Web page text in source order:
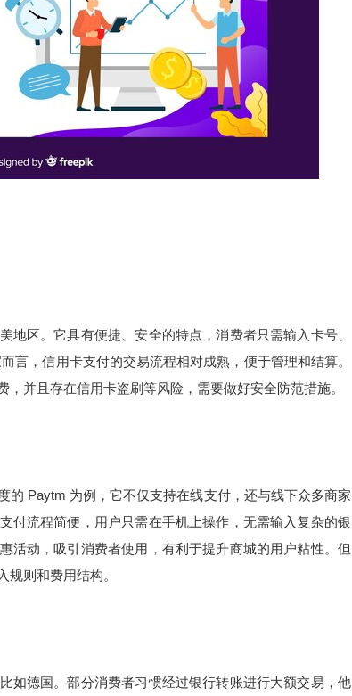
地区。它具有便捷、安全的特点，消费者只需输入卡号、
言，信用卡支付的交易流程相对成熟，便于管理和结算。
并且存在信用卡盗刷等风险，需要做好安全防范措施。
的 Paytm 为例，它不仅支持在线支付，还与线下众多商家
付流程简便，用户只需在手机上操作，无需输入复杂的银
活动，吸引消费者使用，有利于提升商城的用户粘性。但
则和费用结构。
如德国。部分消费者习惯经过银行转账进行大额交易，他